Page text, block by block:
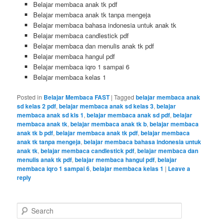
Belajar membaca anak tk pdf
Belajar membaca anak tk tanpa mengeja
Belajar membaca bahasa indonesia untuk anak tk
Belajar membaca candlestick pdf
Belajar membaca dan menulis anak tk pdf
Belajar membaca hangul pdf
Belajar membaca iqro 1 sampai 6
Belajar membaca kelas 1
Posted in Belajar Membaca FAST |Tagged belajar membaca anak
sd kelas 2 pdf,belajar membaca anak sd kelas 3,belajar
membaca anak sd kls 1,belajar membaca anak sd pdf,belajar
membaca anak tk,belajar membaca anak tk b,belajar membaca
anak tk b pdf,belajar membaca anak tk pdf,belajar membaca
anak tk tanpa mengeja,belajar membaca bahasa indonesia untuk
anak tk,belajar membaca candlestick pdf,belajar membaca dan
menulis anak tk pdf,belajar membaca hangul pdf,belajar
membaca iqro 1 sampai 6,belajar membaca kelas 1 | Leave a
reply
e